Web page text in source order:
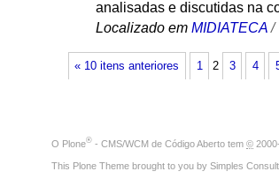
analisadas e discutidas na
Localizado em MIDIATECA /
« 10 itens anteriores 1 2 3 4
O Plone® - CMS/WCM de Código Aberto tem ©
This Plone Theme brought to you by Simples